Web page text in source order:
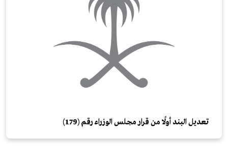
تعديل البند أولًا من قرار مجلس الوزراء رقم (179)